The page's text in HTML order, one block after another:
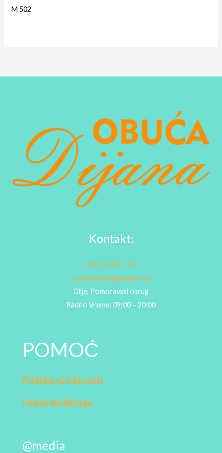
M 502
Kontakt:
+381 35 8477 977
obucadijana@gmail.com
Gilje, Pomoravski okrug
Radno Vreme: 09:00 – 20:00
POMOĆ
Politika privatnosti
Uslovi korišćenja
@media